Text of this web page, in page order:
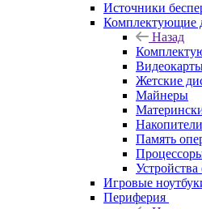
Источники
Комплектующие
Назад
Жетские
Майнеры
Память
Игровые
Периферия